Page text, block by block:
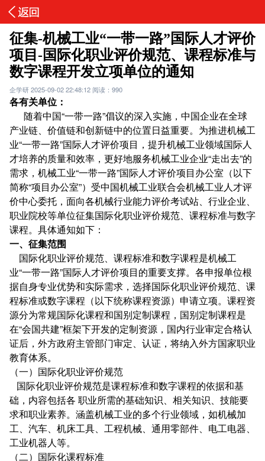
征集-机械工业“一带一路”国际人才评价
项目-国际化职业评价规范、课程标准与
数字课程开发立项单位的通知
企学研2025-09-02 22:48:12 阅读：990
各有关单位：
随着中国“一带一路”倡议的深入实施，中国企业在全球
产业链、价值链和创新链中的位置日益重要。为推进机械工
业“一带一路”国际人才评价项目，提升机械工业领域国际人
才培养的质量和效率，更好地服务机械工业企业“走出去”的
需求，机械工业“一带一路”国际人才评价项目办公室（以下
简称“项目办公室”）受中国机械工业联合会机械工业人才评
价中心委托，面向各机械行业能力评价考试站、行业企业、
职业院校等单位征集国际化职业评价规范、课程标准与数字
课程。具体通知如下：
一、征集范围
国际化职业评价规范、课程标准和数字课程是机械工
业“一带一路”国际人才评价项目的重要支撑。各申报单位根
据自身专业优势和实际需求，选择国际化职业评价规范、课
程标准或数字课程（以下统称课程资源）申请立项。课程资
源分为常规国际化课程和国别定制课程，国别定制课程是
在“会国共建”框架下开发的定制资源，国内行业审定合格认
证后，外方政府主管部门审定、认证，将纳入外方国家职业
教育体系。
（一）国际化职业评价规范
国际化职业评价规范是课程标准和数字课程的依据和基
础，内容包括各 职业所需的基础知识、相关知识、技能要
求和职业素养。涵盖机械工业的多个行业领域，如机械加
工、汽车、机床工具、工程机械、通用零部件、电工电器、
工业机器人等。
（二）国际化课程标准